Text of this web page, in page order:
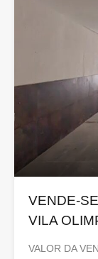
VENDE-
VILA
VALOR DA